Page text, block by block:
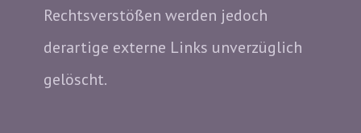
Rechtsverstößen werden jedoch
derartige externe Links unverzüglich
gelöscht.